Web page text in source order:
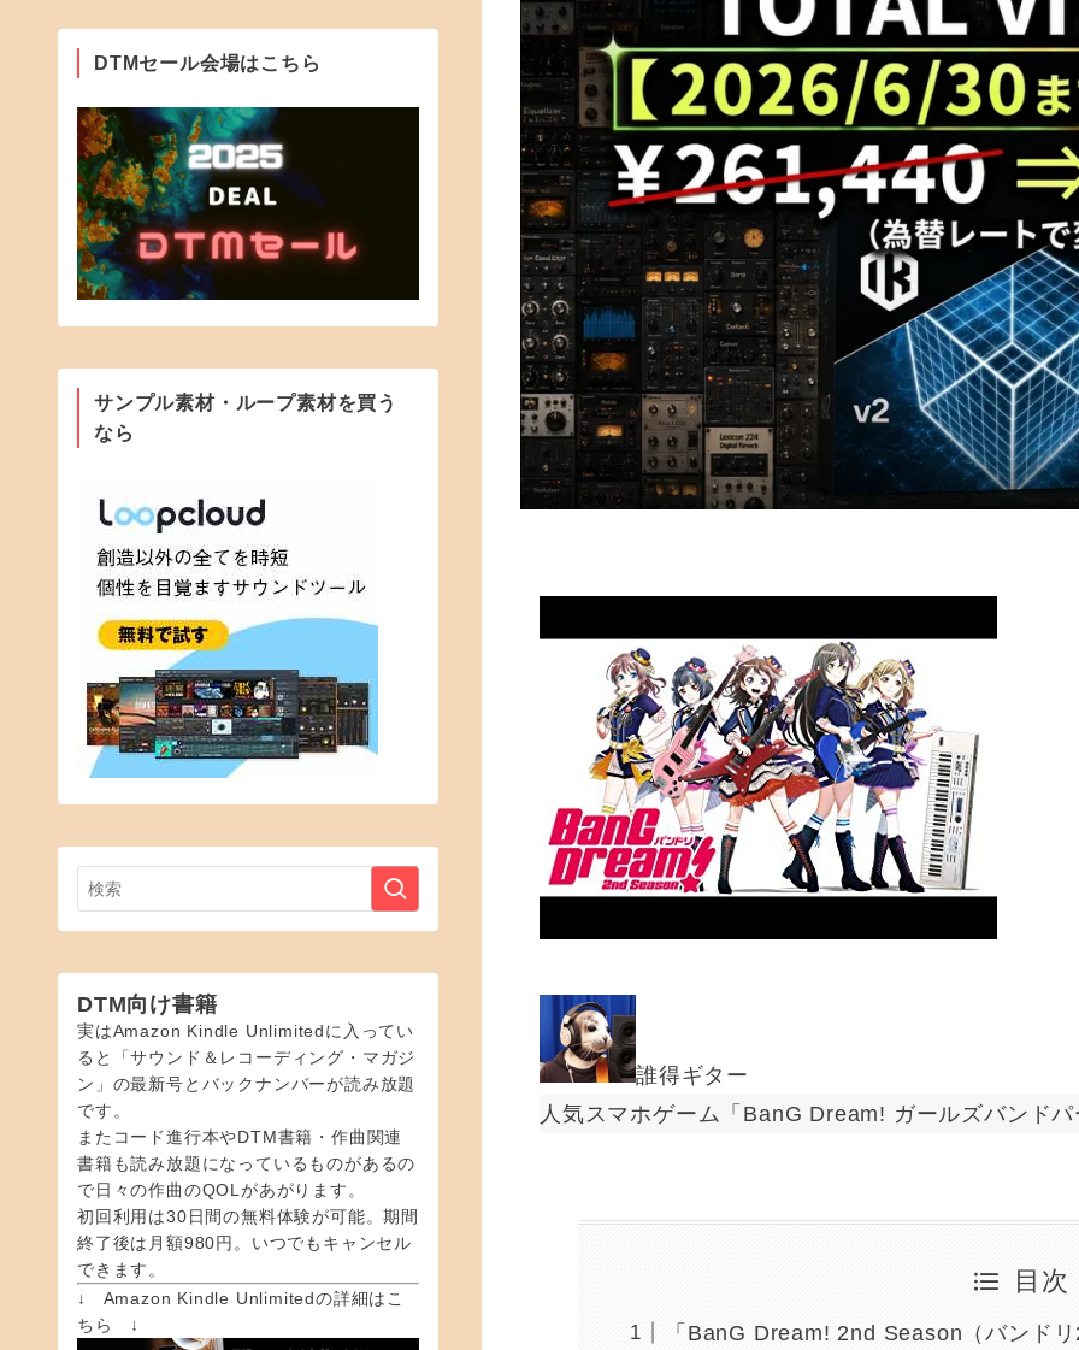
誰得ギター
人気スマホゲーム「BanG Dream! ガールズバンド
目次
「BanG Dream! 2nd Season（バンド
DTMセール会場はこちら
サンプル素材・ループ素材を買う
なら
DTM向け書籍
実はAmazon Kindle Unlimitedに入ってい
ると「サウンド＆レコーディング・マガジ
ン」の最新号とバックナンバーが読み放題
です。
またコード進行本やDTM書籍・作曲関連
書籍も読み放題になっているものがあるの
で日々の作曲のQOLがあがります。
初回利用は30日間の無料体験が可能。期間
終了後は月額980円。いつでもキャンセル
できます。
↓ Amazon Kindle Unlimitedの詳細はこ
ちら ↓